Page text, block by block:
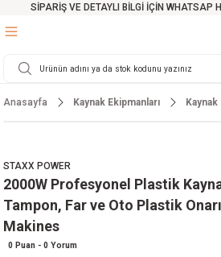
SİPARİŞ VE DETAYLI BİLGİ İÇİN
Testereler
Cihazları
Mikser
ve Arabalar
Malzemeleri
Anasayfa Kaynak Ekipmanları
STAXX POWER
2000W Profesyonel Plastik
Tampon, Far ve Oto Plastik
Makines
0 Puan - 0 Yorum